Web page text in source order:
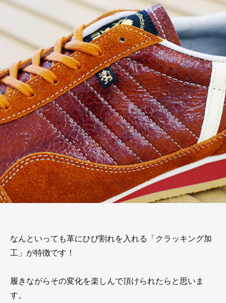
なんといっても革にひび割れを入れる「クラッキング加
工」が特徴です！
履きながらその変化を楽しんで頂けられたらと思いま
す。